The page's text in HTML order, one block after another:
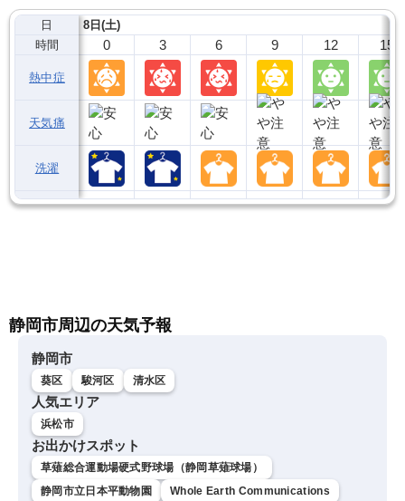
日
時間
熱中症
天気痛
洗濯
8日(土)
0 3 6 9 12 15
静岡市周辺の天気予報
静岡市
葵区 駿河区 清水区
人気エリア
浜松市
お出かけスポット
草薙総合運動場硬式野球場（静岡草薙球場）
静岡市立日本平動物園
Whole Earth Communications